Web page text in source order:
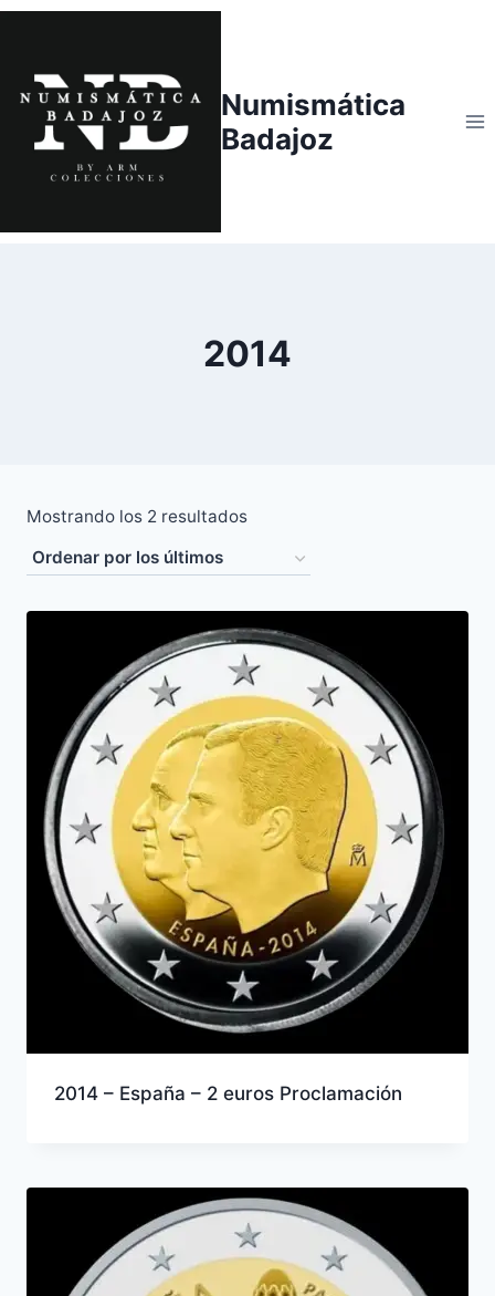
Saltar
contenido
Numismática
Badajoz
2014
Mostrando los 2 resultadosOrdenado
los
últimos
2014 – España – 2 euros Proclamación